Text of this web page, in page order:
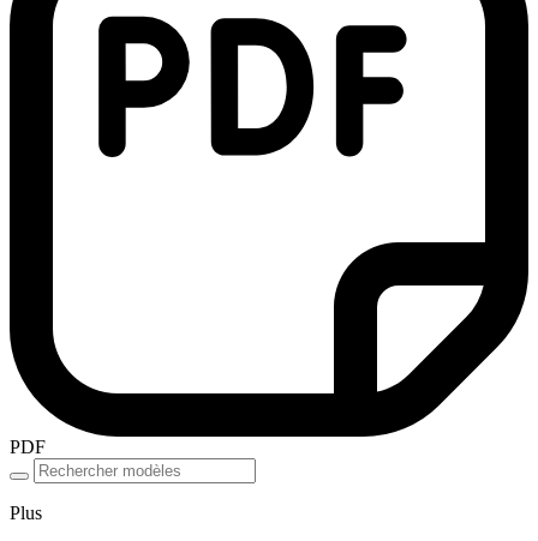
PDF
Plus